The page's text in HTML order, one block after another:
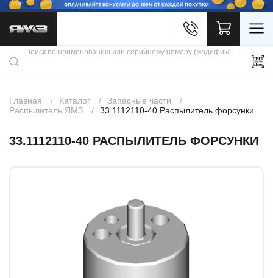
Каталог продукции
Скидки
Контакты
Главная Каталог
Запасные части
Распылитель ЯМЗ
33.1112110-40 Распылитель форсунки
33.1112110-40 РАСПЫЛИТЕЛЬ ФОРСУНКИ